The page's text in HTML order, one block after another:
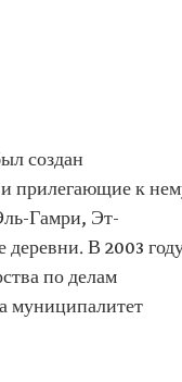
создан
прилегающие к
Гамри, Эт-
В 2003
по делам
муниципалитет